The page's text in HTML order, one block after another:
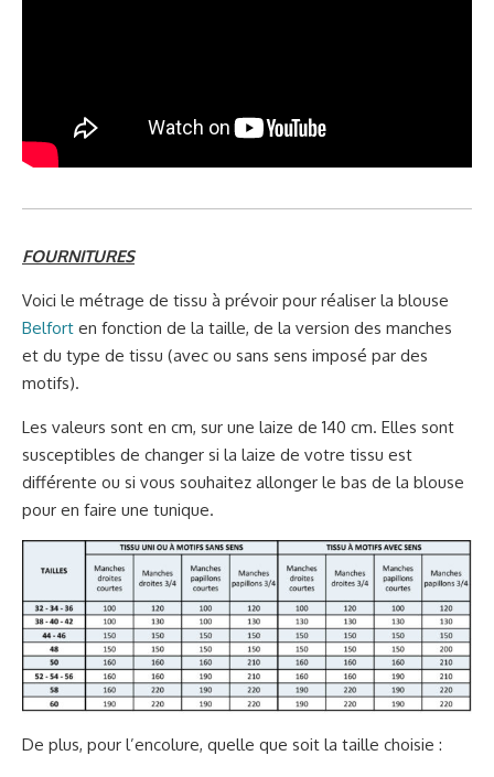
FOURNITURES
Voici le métrage de tissu à prévoir pour réaliser la blouse
Belfort en fonction de la taille, de la version des manches
et du type de tissu (avec ou sans sens imposé par des
motifs).
Les valeurs sont en cm, sur une laize de 140 cm. Elles sont
susceptibles de changer si la laize de votre tissu est
différente ou si vous souhaitez allonger le bas de la blouse
pour en faire une tunique.
De plus, pour l’encolure, quelle que soit la taille choisie :